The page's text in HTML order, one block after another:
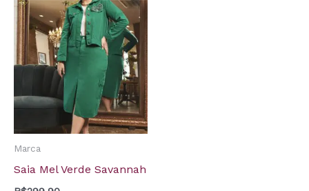
Marca
Saia Mel Verde Savannah